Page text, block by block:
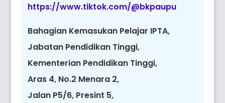
https://www.tiktok.com/@bkpaupu
Bahagian Kemasukan Pelajar IPTA,
Jabatan Pendidikan Tinggi,
Kementerian Pendidikan Tinggi,
Aras 4, No.2 Menara 2,
Jalan P5/6, Presint 5,